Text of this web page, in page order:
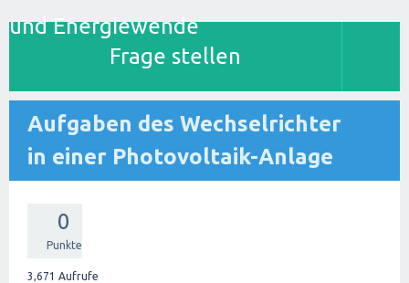
Frage stellen
Aufgaben des Wechselrichter
in einer Photovoltaik-Anlage
0
Punkte
3,671 Aufrufe